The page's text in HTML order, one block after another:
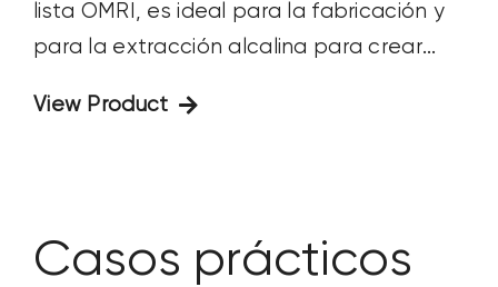
lista OMRI, es ideal para la fabricación y
para la extracción alcalina para crear...
View Product
Casos prácticos